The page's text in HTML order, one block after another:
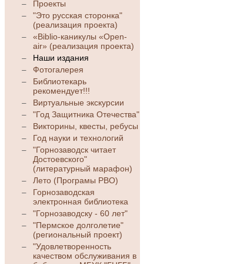
Проекты
"Это русская сторонка"
(реализация проекта)
«Biblio-каникулы «Open-
air» (реализация проекта)
Наши издания
Фотогалерея
Библиотекарь
рекомендует!!!
Виртуальные экскурсии
"Год Защитника Отечества"
Викторины, квесты, ребусы
Год науки и технологий
"Горнозаводск читает
Достоевского"
(литературный марафон)
Лето (Програмы РВО)
Горнозаводская
электронная библиотека
"Горнозаводску - 60 лет"
"Пермское долголетие"
(региональный проект)
"Удовлетворенность
качеством обслуживания в